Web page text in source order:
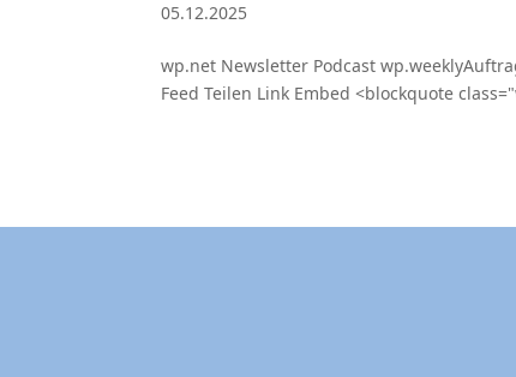
05.12.2025
wp.net Newsletter Podcast
Feed Teilen Link Embed <blockquote